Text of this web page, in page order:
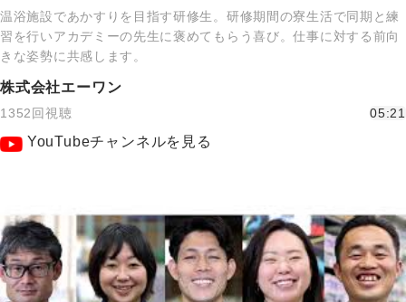
温浴施設であかすりを目指す研修生。研修期間の寮生活で同期と練
習を行いアカデミーの先生に褒めてもらう喜び。仕事に対する前向
きな姿勢に共感します。
株式会社エーワン
1352回視聴 05:21
YouTubeチャンネルを見る